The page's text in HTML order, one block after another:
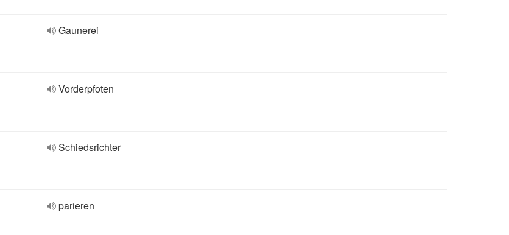
Gaunerei
Vorderpfoten
Schiedsrichter
parieren